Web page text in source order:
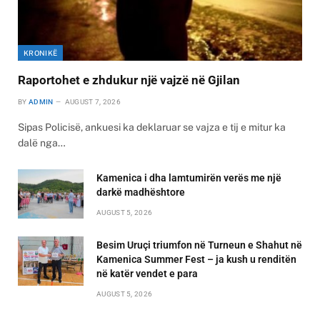
KRONIKË
Raportohet e zhdukur një vajzë në Gjilan
BY ADMIN AUGUST 7, 2026
Sipas Policisë, ankuesi ka deklaruar se vajza e tij e mitur ka
dalë nga…
Kamenica i dha lamtumirën verës me një
darkë madhështore
AUGUST 5, 2026
Besim Uruçi triumfon në Turneun e Shahut në
Kamenica Summer Fest – ja kush u renditën
në katër vendet e para
AUGUST 5, 2026